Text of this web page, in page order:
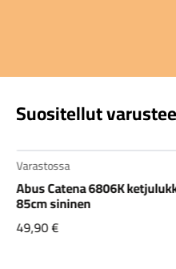
Suositellut
Varastossa
Abus Catena 6806K
85cm sininen
49,90€